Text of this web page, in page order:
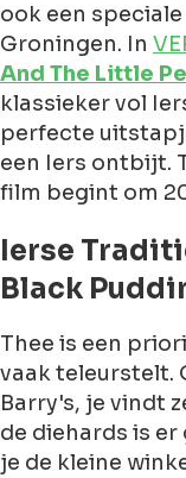
ook een
Groningen. In
And The Little
klassieker vol
perfecte
een Iers ontbijt.
film begint om
Ierse
Black
Thee is een
vaak teleurstelt.
Barry's, je vindt
de diehards is er
je de kleine